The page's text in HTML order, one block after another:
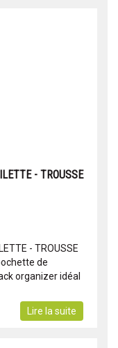
- TROUSSE
- TROUSSE
de
organizer idéal
Lire la suite